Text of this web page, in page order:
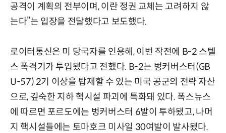
공격이 계획의 전부이며, 이란 정권 교체는 고려하지 않
는다”는 입장을 전달했다고 보도했다.
로이터통신은 미 당국자를 인용해, 이번 작전에 B-2 스텔
스 폭격기가 투입됐다고 전했다. B-2는 벙커버스터(GB
U-57) 2기 이상을 탑재할 수 있는 미국 공군의 전략 자산
으로, 깊숙한 지하 핵시설 파괴에 특화돼 있다. 폭스뉴스
에 따르면 포르도에는 벙커버스터 6발이 투하됐고, 나머
지 핵시설들에는 토마호크 미사일 30여발이 발사됐다.